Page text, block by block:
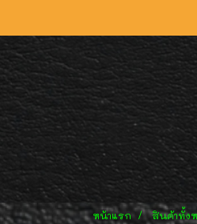
หน้าแรก สินค้าทั้ง